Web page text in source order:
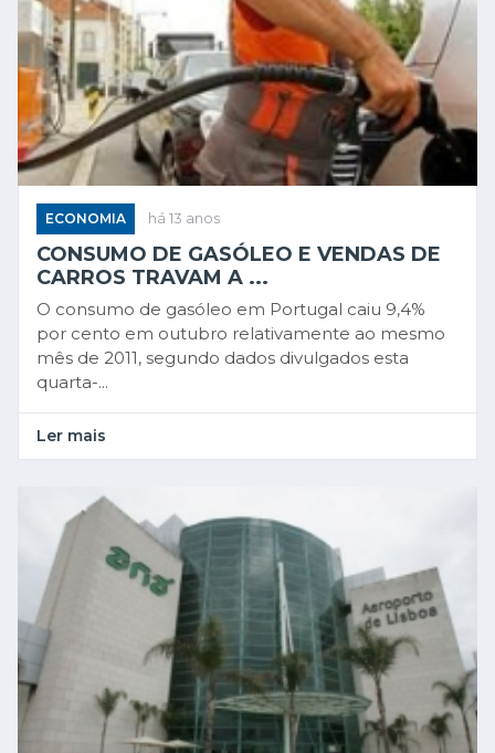
ECONOMIA há 13 anos
CONSUMO DE GASÓLEO E VENDAS DE
CARROS TRAVAM A ...
O consumo de gasóleo em Portugal caiu 9,4%
por cento em outubro relativamente ao mesmo
mês de 2011, segundo dados divulgados esta
quarta-...
Ler mais